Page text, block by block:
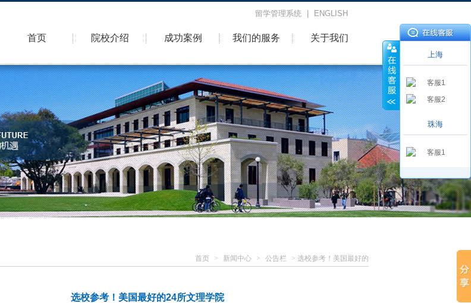
留学管理系统 ENGLISH
首页 院校介绍 成功案例 我们的服务 关于我们
首页 > 新闻中心 > 公告栏 > 选校参考！美国最好的
选校参考！美国最好的24所文理学院
上海
客服1
客服2
珠海
客服1